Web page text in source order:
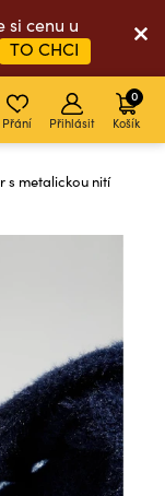
si cenu u
TO CHCI
Přání Přihlásit Košík
0
s metalickou nití